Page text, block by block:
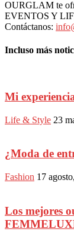
OURGLAM te
EVENTOS Y
Contáctanos:
Incluso más
Mi
Life & Style 23
¿Moda de
Fashion 17
Los mejores